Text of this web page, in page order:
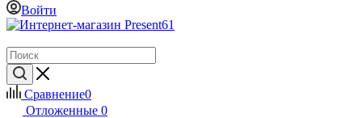
Войти
Сравнение0
Отложенные 0